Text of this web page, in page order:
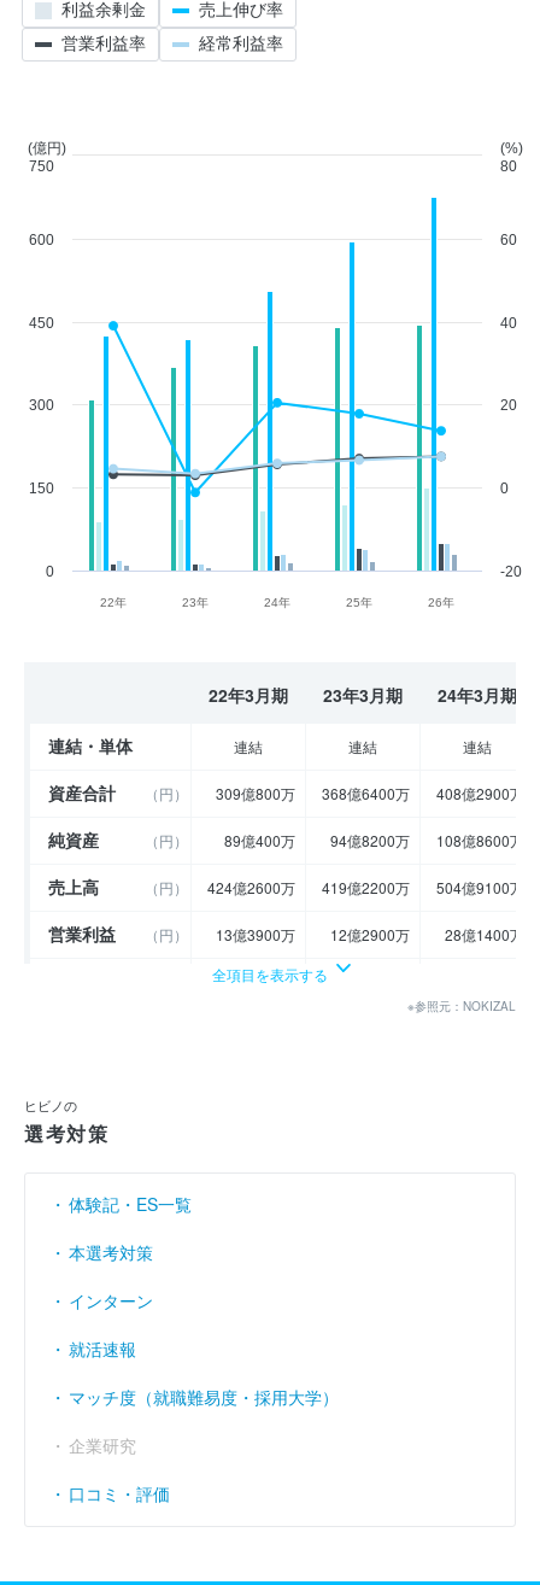
22年 23年 24年 25年 26年
0
150
300
450
600
(億円)
750
-20
0
20
40
60
(%)
80
利益余剰金
売上伸び率
営業利益率
経常利益率
22年3月期 23年3月期 24年3月期
連結・単体 連結 連結 連結
資産合計 （円） 309億800万 368億6400万 408億2900万
純資産 （円） 89億400万 94億8200万 108億8600万
売上高 （円） 424億2600万 419億2200万 504億9100万
営業利益 （円） 13億3900万 12億2900万 28億1400万
19億2100万
売上伸び率
営業利益率 （％） 3.16 2.93 5.57
経常利益率 （％）
全項目を表示する
※参照元：NOKIZAL
ヒビノの
選考対策
体験記・ES一覧
本選考対策
インターン
就活速報
マッチ度（就職難易度・採用大学）
企業研究
口コミ・評価